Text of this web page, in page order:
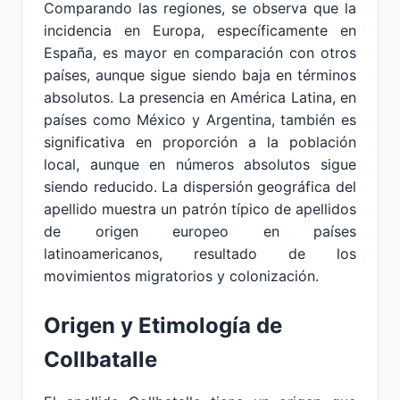
Comparando las regiones, se observa que la
incidencia en Europa, específicamente en
España, es mayor en comparación con otros
países, aunque sigue siendo baja en términos
absolutos. La presencia en América Latina, en
países como México y Argentina, también es
significativa en proporción a la población
local, aunque en números absolutos sigue
siendo reducido. La dispersión geográfica del
apellido muestra un patrón típico de apellidos
de origen europeo en países
latinoamericanos, resultado de los
movimientos migratorios y colonización.
Origen y Etimología de
Collbatalle